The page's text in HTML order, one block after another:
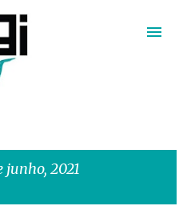
principal
junho, 2021